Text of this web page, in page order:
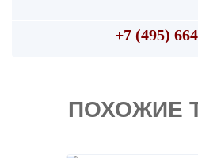
+7 (495)
ПОХОЖИЕ